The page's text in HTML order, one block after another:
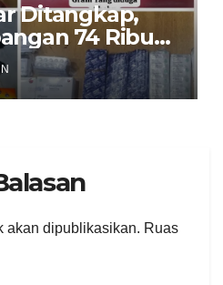
Ditangkap,
74 Ribu
Hingga
Etomidate
akan dipublikasikan. Ruas